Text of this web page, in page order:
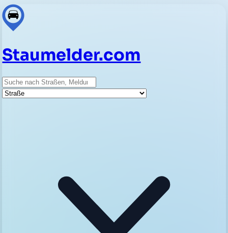
Staumelder.com
Suche
Straße